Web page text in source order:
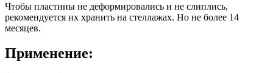
Чтобы пластины не деформировались и не слиплись,
рекомендуется их хранить на стеллажах. Но не более 14
месяцев.
Применение: